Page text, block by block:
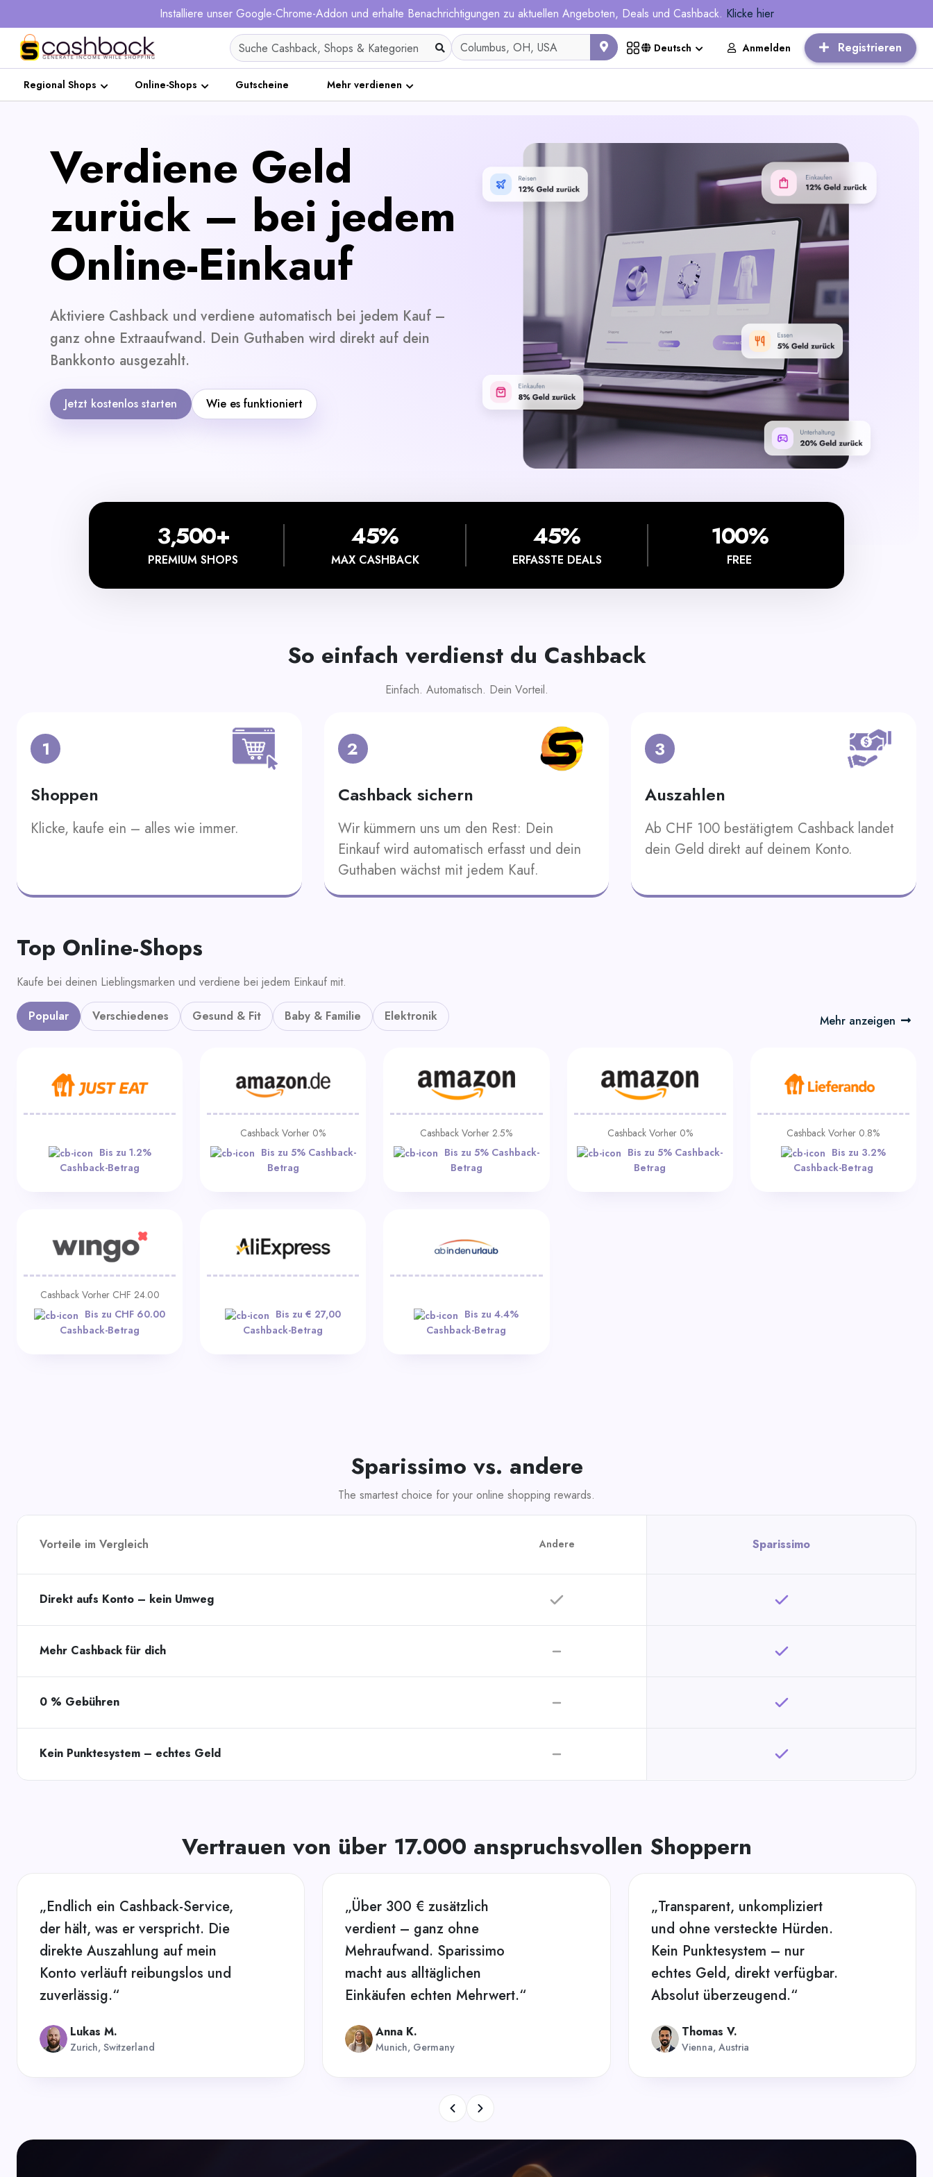
Installiere unser Google-Chrome-Addon und erhalte Benachrichtigungen zu aktuellen Angeboten, Deals und Cashback. Klicke hier
Deutsch Anmelden Registrieren
Regional Shops Online-Shops Gutscheine Mehr verdienen
Verdiene Geld
zurück – bei jedem
Online-Einkauf
Aktiviere Cashback und verdiene automatisch bei jedem Kauf –
ganz ohne Extraaufwand. Dein Guthaben wird direkt auf dein
Bankkonto ausgezahlt.
Jetzt kostenlos starten Wie es funktioniert
3,500+
PREMIUM SHOPS
45%
MAX CASHBACK
45%
ERFASSTE DEALS
100%
FREE
So einfach verdienst du Cashback
Einfach. Automatisch. Dein Vorteil.
1
Shoppen
Klicke, kaufe ein – alles wie immer.
2
Cashback sichern
Wir kümmern uns um den Rest: Dein
Einkauf wird automatisch erfasst und dein
Guthaben wächst mit jedem Kauf.
3
Auszahlen
Ab CHF 100 bestätigtem Cashback landet
dein Geld direkt auf deinem Konto.
Top Online-Shops
Kaufe bei deinen Lieblingsmarken und verdiene bei jedem Einkauf mit.
Popular Verschiedenes Gesund & Fit Baby & Familie Elektronik Mehr anzeigen
Bis zu 1.2%
Cashback-Betrag
Cashback Vorher 0%
Bis zu 5% Cashback-
Betrag
Cashback Vorher 2.5%
Bis zu 5% Cashback-
Betrag
Cashback Vorher 0%
Bis zu 5% Cashback-
Betrag
Cashback Vorher 0.8%
Bis zu 3.2%
Cashback-Betrag
Cashback Vorher CHF 24.00
Bis zu CHF 60.00
Cashback-Betrag
Bis zu € 27,00
Cashback-Betrag
Bis zu 4.4%
Cashback-Betrag
Sparissimo vs. andere
The smartest choice for your online shopping rewards.
Vorteile im Vergleich Andere Sparissimo
Direkt aufs Konto – kein Umweg
Mehr Cashback für dich
0 % Gebühren
Kein Punktesystem – echtes Geld
Vertrauen von über 17.000 anspruchsvollen Shoppern
„Endlich ein Cashback-Service,
der hält, was er verspricht. Die
direkte Auszahlung auf mein
Konto verläuft reibungslos und
zuverlässig.“
Lukas M.
Zurich, Switzerland
„Über 300 € zusätzlich
verdient – ganz ohne
Mehraufwand. Sparissimo
macht aus alltäglichen
Einkäufen echten Mehrwert.“
Anna K.
Munich, Germany
„Transparent, unkompliziert
und ohne versteckte Hürden.
Kein Punktesystem – nur
echtes Geld, direkt verfügbar.
Absolut überzeugend.“
Thomas V.
Vienna, Austria